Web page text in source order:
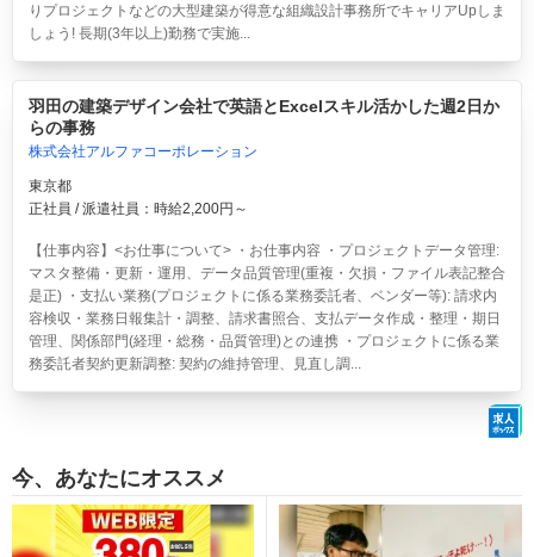
りプロジェクトなどの大型建築が得意な組織設計事務所でキャリアUpしま
しょう! 長期(3年以上)勤務で実施...
羽田の建築デザイン会社で英語とExcelスキル活かした週2日か
らの事務
株式会社アルファコーポレーション
東京都
正社員 / 派遣社員：時給2,200円～
【仕事内容】<お仕事について> ・お仕事内容 ・プロジェクトデータ管理:
マスタ整備・更新・運用、データ品質管理(重複・欠損・ファイル表記整合
是正) ・支払い業務(プロジェクトに係る業務委託者、ベンダー等): 請求内
容検収・業務日報集計・調整、請求書照合、支払データ作成・整理・期日
管理、関係部門(経理・総務・品質管理)との連携 ・プロジェクトに係る業
務委託者契約更新調整: 契約の維持管理、見直し調...
今、あなたにオススメ